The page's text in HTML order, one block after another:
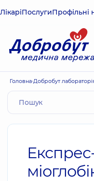
ЛікаріПослугиПрофільні
Головна Добробут